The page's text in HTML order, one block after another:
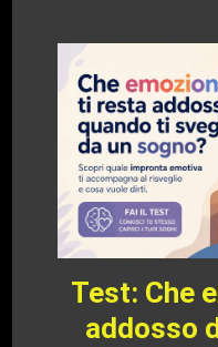
Test: Che
addosso